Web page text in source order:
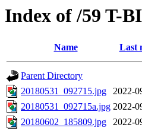
Index of /59 T-
Name Last
Parent Directory
20180531_092715.jpg
2022-
20180531_092715a.jpg 2022-
20180602_185809.jpg
2022-